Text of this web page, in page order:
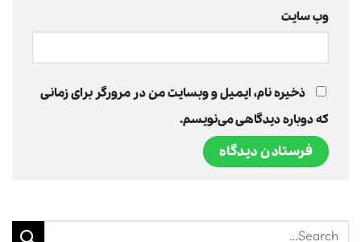
وب‌ سایت
ذخیره نام، ایمیل و وبسایت من در مرورگر برای زمانی
که دوباره دیدگاهی می‌نویسم.